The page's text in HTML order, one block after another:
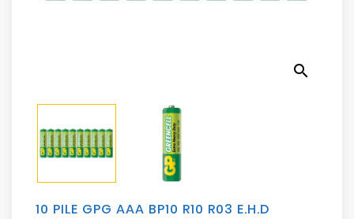
Sécurité
search
10 PILE GPG AAA BP10 R10 R03 E.H.D